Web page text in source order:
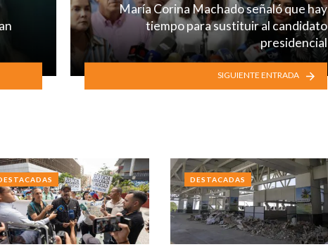
María Corina Machado señaló que hay
tiempo para sustituir al candidato
presidencial
SIGUIENTE ENTRADA
DESTACADAS